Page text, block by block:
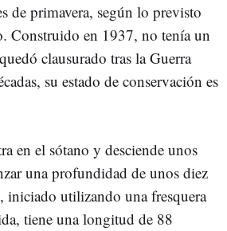
de primavera, según lo previsto
Construido en 1937, no tenía un
clausurado tras la Guerra
su estado de conservación es
en el sótano y desciende unos
una profundidad de unos diez
iniciado utilizando una fresquera
tiene una longitud de 88